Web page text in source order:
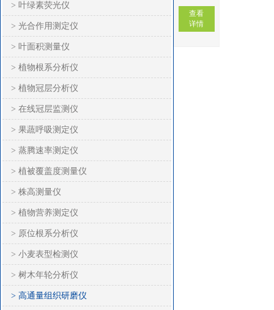
> 叶绿素荧光仪
> 光合作用测定仪
> 叶面积测量仪
> 植物根系分析仪
> 植物冠层分析仪
> 在线冠层监测仪
> 果蔬呼吸测定仪
> 蒸腾速率测定仪
> 植被覆盖度测量仪
> 株高测量仪
> 植物营养测定仪
> 原位根系分析仪
> 小麦表型检测仪
> 树木年轮分析仪
> 高通量组织研磨仪
查看
详情